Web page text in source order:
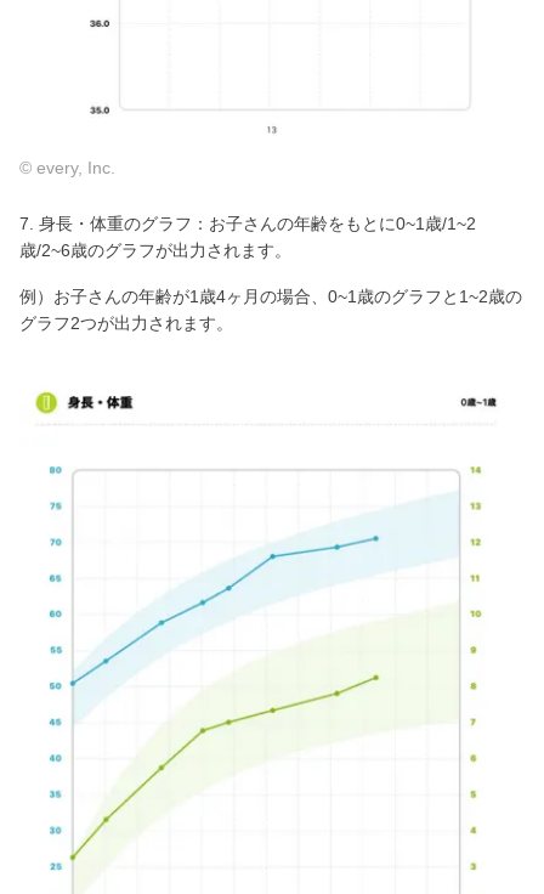
© every, Inc.
7. 身長・体重のグラフ：お子さんの年齢をもとに0~1歳/1~2
歳/2~6歳のグラフが出力されます。
例）お子さんの年齢が1歳4ヶ月の場合、0~1歳のグラフと1~2歳の
グラフ2つが出力されます。